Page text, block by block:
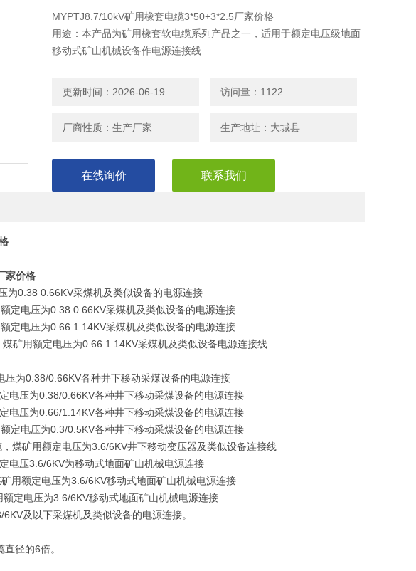
MYPTJ8.7/10kV矿用橡套电缆3*50+3*2.5厂家价格
用途：本产品为矿用橡套软电缆系列产品之一，适用于额定电压级地面
移动式矿山机械设备作电源连接线
更新时间：2026-06-19 访问量：1122
厂商性质：生产厂家 生产地址：大城县
在线询价 联系我们
家价格
压为0.38 0.66KV采煤机及类似设备的电源连接
额定电压为0.38 0.66KV采煤机及类似设备的电源连接
定电压为0.66 1.14KV采煤机及类似设备的电源连接
矿用额定电压为0.66 1.14KV采煤机及类似设备电源连接线
压为0.38/0.66KV各种井下移动采煤设备的电源连接
电压为0.38/0.66KV各种井下移动采煤设备的电源连接
电压为0.66/1.14KV各种井下移动采煤设备的电源连接
定电压为0.3/0.5KV各种井下移动采煤设备的电源连接
煤矿用额定电压为3.6/6KV井下移动变压器及类似设备连接线
电压3.6/6KV为移动式地面矿山机械电源连接
用额定电压为3.6/6KV移动式地面矿山机械电源连接
定电压为3.6/6KV移动式地面矿山机械电源连接
及以下采煤机及类似设备的电源连接。
直径的6倍。